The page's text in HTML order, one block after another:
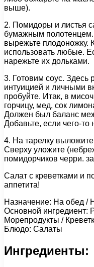
выше).
2. Помидоры и листья
бумажным полотенцем.
вырежьте плодоножку.
использовать любые.
нарежьте их дольками.
3. Готовим соус. Здесь
интуицией и личными
пробуйте. Итак, в
горчицу, мед, сок
Должен был баланс
Добавьте, если чего-то
4. На тарелку
Сверху уложите
помидорчиков черри.
Салат с креветками и
аппетита!
Назначение: На обед /
Основной ингредиент:
Морепродукты /
Блюдо: Салаты
Ингредиенты: